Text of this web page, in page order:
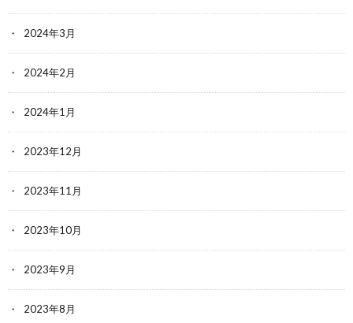
2024年3月
2024年2月
2024年1月
2023年12月
2023年11月
2023年10月
2023年9月
2023年8月